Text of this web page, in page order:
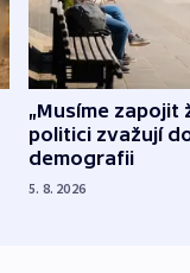
„Musíme zapojit
politici zvažují
demografii
5. 8. 2026